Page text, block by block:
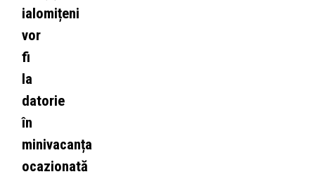
ialomițeni
vor
fi
la
datorie
în
minivacanța
ocazionată